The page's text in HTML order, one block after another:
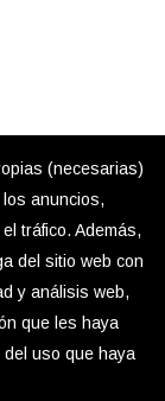
(necesarias)
anuncios,
tráfico. Además,
del sitio web con
y análisis web,
que les haya
uso que haya